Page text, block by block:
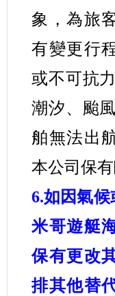
象，為旅
有變更行
或不可抗
潮汐、颱
舶無法出
本公司保
6.如因氣
米哥遊艇
保有更改
排其他替